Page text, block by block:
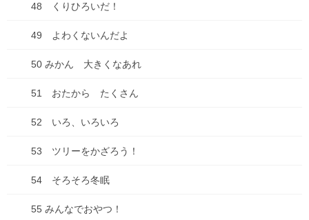
48 くりひろいだ！
49 よわくないんだよ
50 みかん 大きくなあれ
51 おたから たくさん
52 いろ、いろいろ
53 ツリーをかざろう！
54 そろそろ冬眠
55 みんなでおやつ！